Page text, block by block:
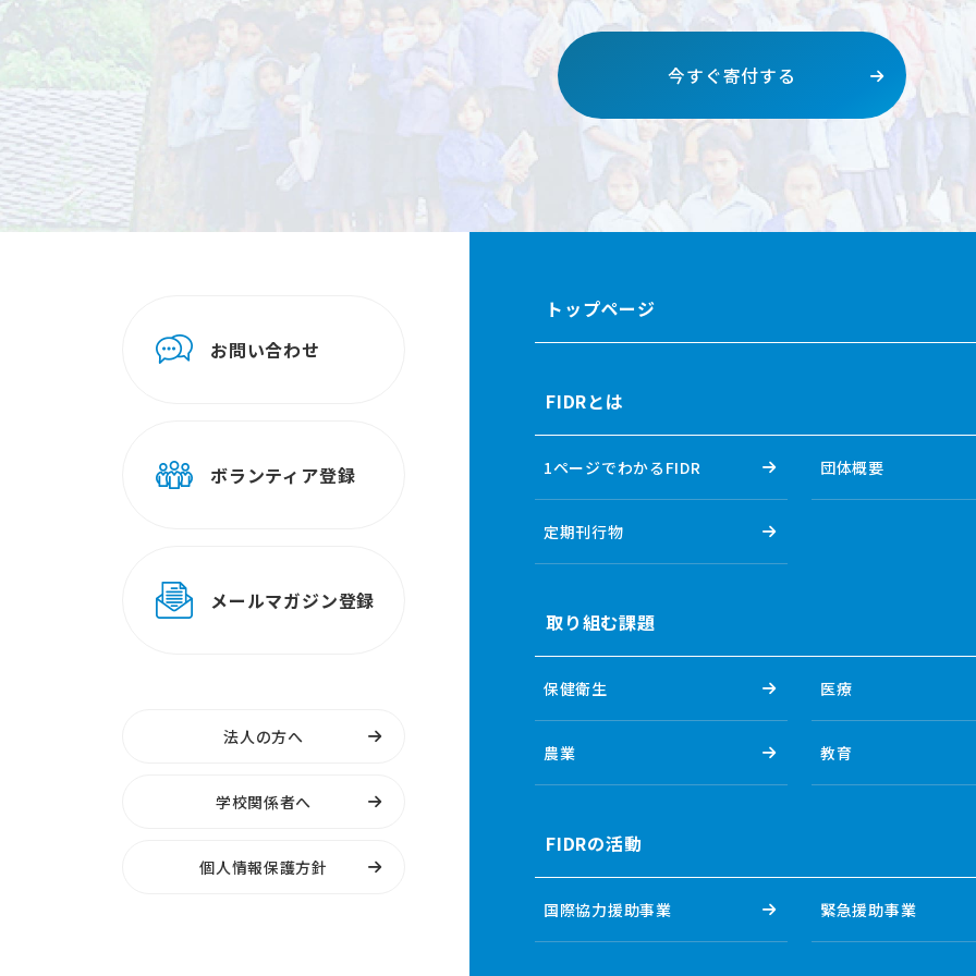
今すぐ寄付する
お問い合わせ
ボランティア登録
メールマガジン登録
法人の方へ
学校関係者へ
個人情報保護方針
トップページ
FIDRとは
1ページでわかるFIDR 団体概要
定期刊行物
取り組む課題
保健衛生 医療
農業 教育
FIDRの活動
国際協力援助事業 緊急援助事業